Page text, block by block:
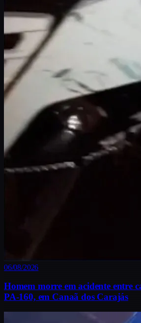
06/08/2026
Homem morre em acidente entre
PA-160, em Canaã dos Carajás